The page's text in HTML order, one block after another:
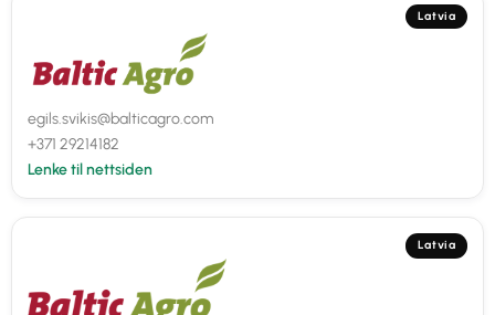
Latvia
egils.svikis@balticagro.com
+371 29214182
Lenke til nettsiden
Latvia